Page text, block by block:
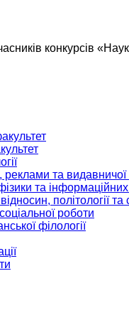
конкурсів
реклами та
та інформаційних
політології та
роботи
філології